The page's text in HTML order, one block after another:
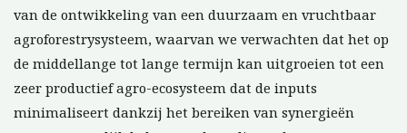
van de ontwikkeling van een duurzaam en vruchtbaar
agroforestrysysteem, waarvan we verwachten dat het op
de middellange tot lange termijn kan uitgroeien tot een
zeer productief agro-ecosysteem dat de inputs
minimaliseert dankzij het bereiken van synergieën